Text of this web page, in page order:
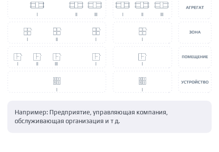
I I
I II I I
Например: Предприятие, управляющая компания,
обслуживающая организация и т д.